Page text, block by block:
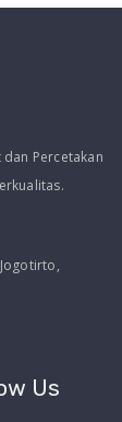
Percetakan
Us